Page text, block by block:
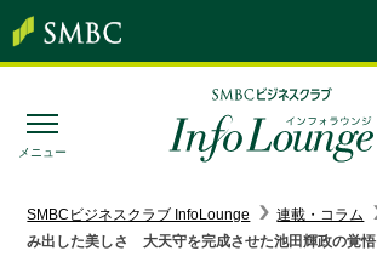
メニュー
みんなの研修
SMBCビジネスクラブ InfoLounge 連載・コラム
み出した美しさ 大天守を完成させた池田輝政の覚悟